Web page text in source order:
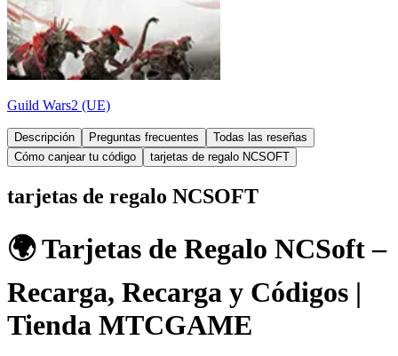
Guild Wars2 (UE)
Descripción Preguntas frecuentes
Todas las reseñas
Cómo canjear tu código
tarjetas de regalo NCSOFT
tarjetas de regalo NCSOFT
🌍 Tarjetas de Regalo NCSoft –
Recarga, Recarga y Códigos |
Tienda MTCGAME